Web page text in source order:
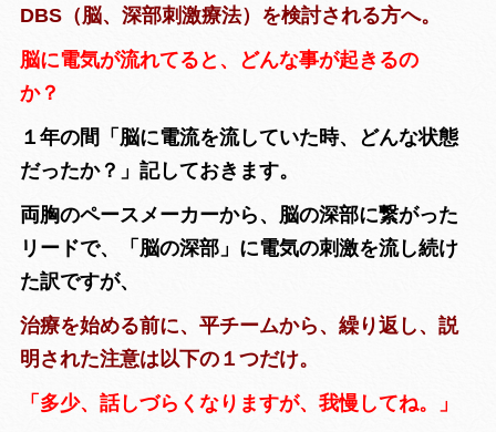
DBS（脳、深部刺激療法）を検討される方へ。
脳に電気が流れてると、どんな事が起きるの
か？
１年の間 「脳に電流を流していた時、どんな状態
だったか？」 記しておきます。
両胸のペースメーカーから、脳の深部に繋がった
リードで、「脳の深部」に電気の刺激を流し続け
た訳ですが、
治療を始める前に、平チームから、繰り返し、説
明された注意は以下の１つだけ。
「多少、話しづらくなりますが、我慢してね。」